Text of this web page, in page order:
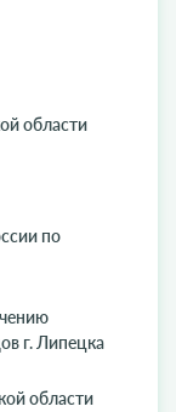
области
по
г. Липецка
области